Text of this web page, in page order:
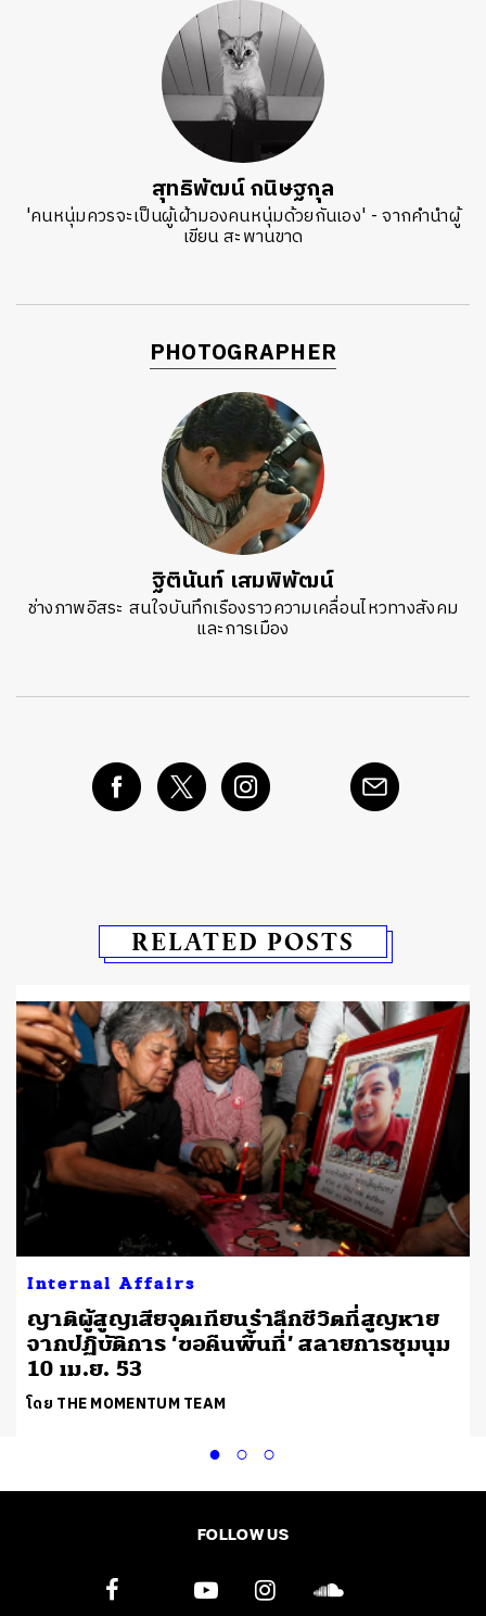
สุทธิพัฒน์ กนิษฐกุล
'คนหนุ่มควรจะเป็นผู้เฝ้ามองคนหนุ่มด้วยกันเอง' - จากคำนำผู้
เขียน สะพานขาด
PHOTOGRAPHER
ฐิตินันท์ เสมพิพัฒน์
ช่างภาพอิสระ สนใจบันทึกเรืองราวความเคลื่อนไหวทางสังคม
และการเมือง
RELATED POSTS
Internal Affairs
ญาติผู้สูญเสียจุดเทียนรำลึกชีวิตที่สูญหาย
จากปฏิบัติการ ‘ขอคืนพื้นที่’ สลายการชุมนุม
10 เม.ย. 53
โดย THE MOMENTUM TEAM
FOLLOW US